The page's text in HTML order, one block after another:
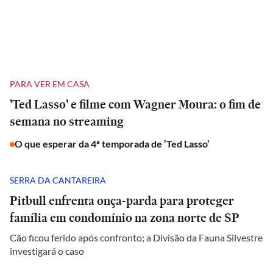
PARA VER EM CASA
'Ted Lasso' e filme com Wagner Moura: o fim de
semana no streaming
O que esperar da 4ª temporada de ‘Ted Lasso’
SERRA DA CANTAREIRA
Pitbull enfrenta onça-parda para proteger
família em condomínio na zona norte de SP
Cão ficou ferido após confronto; a Divisão da Fauna Silvestre
investigará o caso